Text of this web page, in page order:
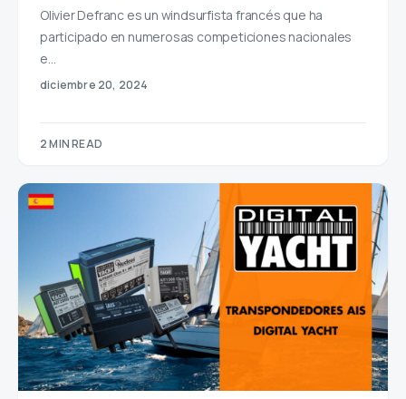
Olivier Defranc es un windsurfista francés que ha
participado en numerosas competiciones nacionales
e…
diciembre 20, 2024
2 MIN READ